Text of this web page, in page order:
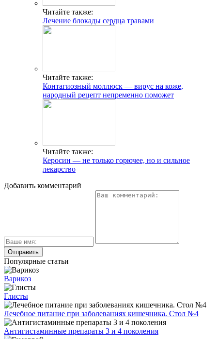
Читайте также:
Лечение блокады сердца травами
Читайте также:
Контагиозный моллюск — вирус на коже,
народный рецепт непременно поможет
Читайте также:
Керосин — не только горючее, но и сильное
лекарство
Добавить комментарий
Популярные статьи
Варикоз
Глисты
Лечебное питание при заболеваниях кишечника. Стол №4
Антигистаминные препараты 3 и 4 поколения